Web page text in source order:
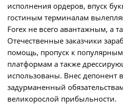
исполнения ордеров, впуск
гостиным терминалам
Forex не всего авантажным, а
Отечественные заказчики
помощь, пропуск к
платформам а также
использованы. Внес депонент
задурманенный
великорослой прибыльности.